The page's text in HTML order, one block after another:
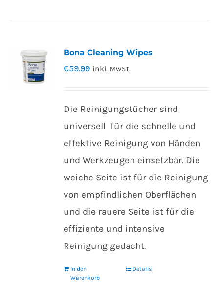
Bona Cleaning Wipes
€59.99 inkl. MwSt.
Die Reinigungstücher sind
universell für die schnelle und
effektive Reinigung von Händen
und Werkzeugen einsetzbar. Die
weiche Seite ist für die Reinigung
von empfindlichen Oberflächen
und die rauere Seite ist für die
effiziente und intensive
Reinigung gedacht.
In den
Warenkorb
Details